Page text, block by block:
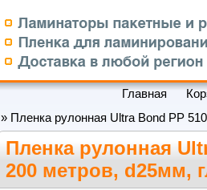
Главная
» Пленка рулонная Ultra Bond PP
Пленка рулонная
200 метров, d25мм,